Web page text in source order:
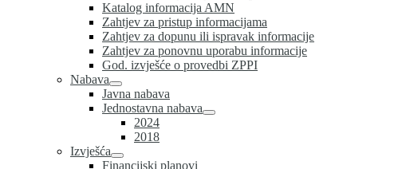
Katalog informacija AMN
Zahtjev za pristup informacijama
Zahtjev za dopunu ili ispravak informacije
Zahtjev za ponovnu uporabu informacije
God. izvješće o provedbi ZPPI
Nabava
Javna nabava
Jednostavna nabava
2024
2018
Izvješća
Financijski planovi